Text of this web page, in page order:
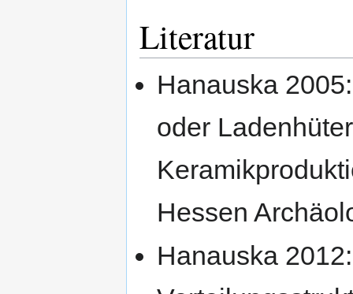
Literatur
Hanauska
oder
Hessen
Hanauska